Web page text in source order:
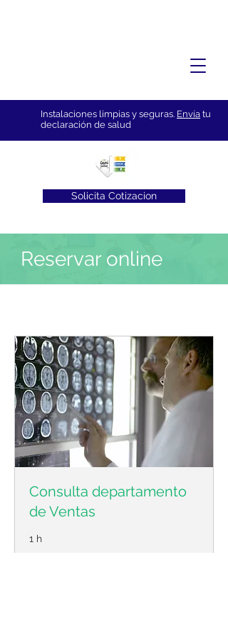
Instalaciones limpias y seguras. Envía tu
declaración de salud
Solicita Cotizacion
Reservar online
Consulta departamento
de Ventas
1 h